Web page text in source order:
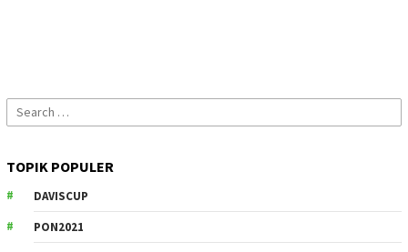
Search
for:
TOPIK POPULER
DAVISCUP
PON2021